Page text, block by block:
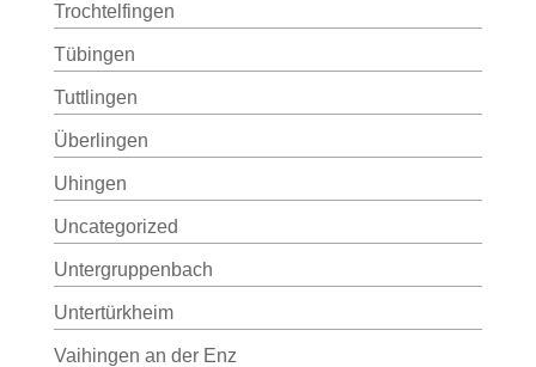
Trochtelfingen
Tübingen
Tuttlingen
Überlingen
Uhingen
Uncategorized
Untergruppenbach
Untertürkheim
Vaihingen an der Enz